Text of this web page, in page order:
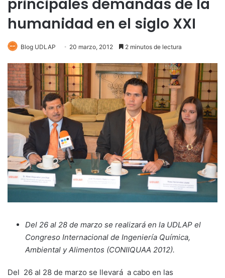
principales demandas de la
humanidad en el siglo XXI
Blog UDLAP 20 marzo, 2012 2 minutos de lectura
Del 26 al 28 de marzo se realizará en la UDLAP el
Congreso Internacional de Ingeniería Química,
Ambiental y Alimentos (CONIIQUAA 2012).
Del 26 al 28 de marzo se llevará a cabo en las